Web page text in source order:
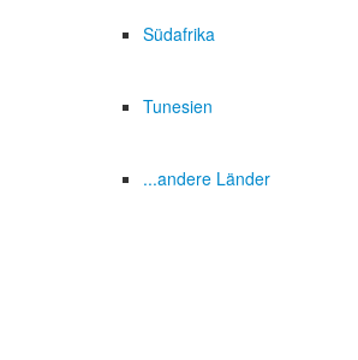
Südafrika
Tunesien
...andere Länder